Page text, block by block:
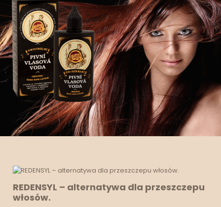
REDENSYL – alternatywa dla przeszczepu
włosów.